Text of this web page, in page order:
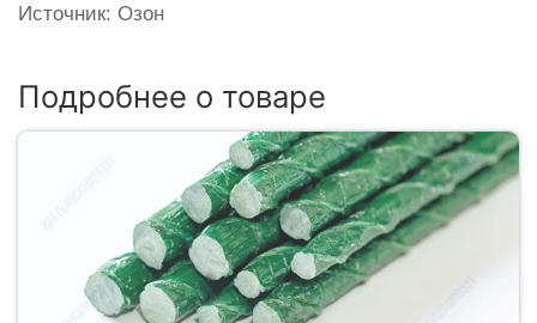
Источник: Озон
Подробнее о товаре